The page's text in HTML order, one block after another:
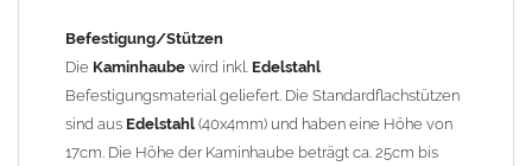
1,5mm hergestellt (Preis auf Anfrage = ca. 2-3-fache vom
1,5mm Standardpreis)
allgemeine Informationen:
Befestigung/Stützen
Die Kaminhaube wird inkl. Edelstahl
Befestigungsmaterial geliefert. Die Standardflachstützen
sind aus Edelstahl (40x4mm) und haben eine Höhe von
17cm. Die Höhe der Kaminhaube beträgt ca. 25cm bis